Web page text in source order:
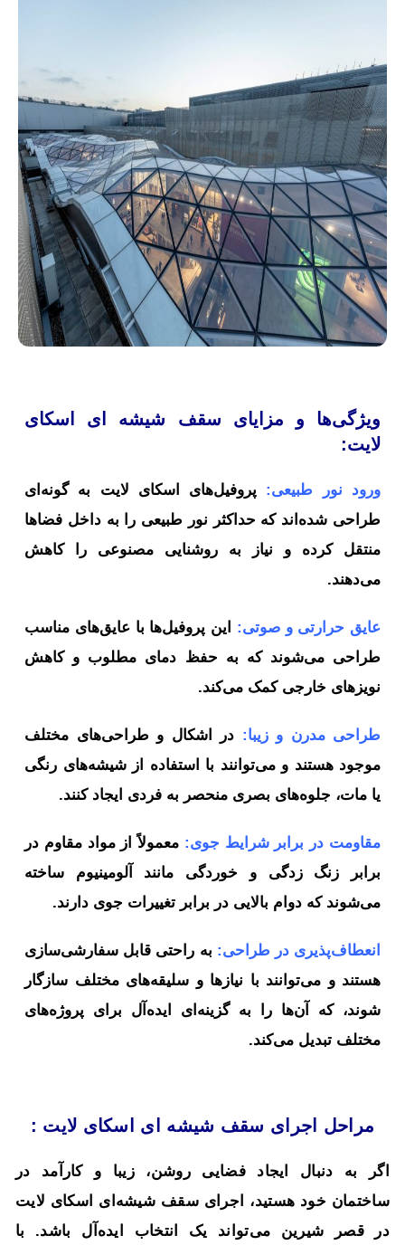
ویژگی‌ها و مزایای سقف شیشه ای اسکای
لایت:
ورود نور طبیعی: پروفیل‌های اسکای لایت به گونه‌ای
طراحی شده‌اند که حداکثر نور طبیعی را به داخل فضاها
منتقل کرده و نیاز به روشنایی مصنوعی را کاهش
می‌دهند.
عایق حرارتی و صوتی: این پروفیل‌ها با عایق‌های مناسب
طراحی می‌شوند که به حفظ دمای مطلوب و کاهش
نویزهای خارجی کمک می‌کند.
طراحی مدرن و زیبا: در اشکال و طراحی‌های مختلف
موجود هستند و می‌توانند با استفاده از شیشه‌های رنگی
یا مات، جلوه‌های بصری منحصر به فردی ایجاد کنند.
مقاومت در برابر شرایط جوی: معمولاً از مواد مقاوم در
برابر زنگ زدگی و خوردگی مانند آلومینیوم ساخته
می‌شوند که دوام بالایی در برابر تغییرات جوی دارند.
انعطاف‌پذیری در طراحی: به راحتی قابل سفارشی‌سازی
هستند و می‌توانند با نیازها و سلیقه‌های مختلف سازگار
شوند، که آن‌ها را به گزینه‌ای ایده‌آل برای پروژه‌های
مختلف تبدیل می‌کند.
مراحل اجرای سقف شیشه ای اسکای لایت :
اگر به دنبال ایجاد فضایی روشن، زیبا و کارآمد در
ساختمان خود هستید، اجرای سقف شیشه‌ای اسکای لایت
در قصر شیرین می‌تواند یک انتخاب ایده‌آل باشد. با